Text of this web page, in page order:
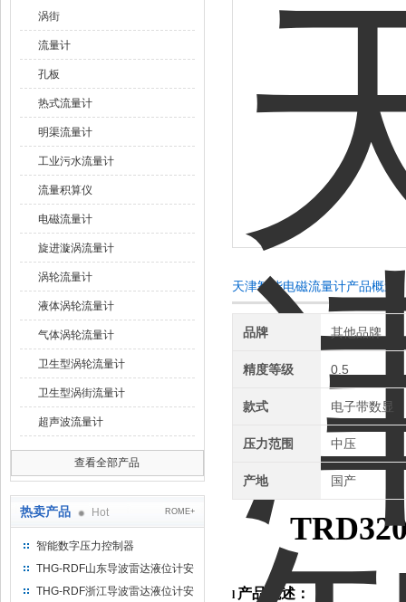
涡街
流量计
孔板
热式流量计
明渠流量计
工业污水流量计
流量积算仪
电磁流量计
旋进漩涡流量计
涡轮流量计
液体涡轮流量计
气体涡轮流量计
卫生型涡轮流量计
卫生型涡街流量计
超声波流量计
查看全部产品
热卖产品 Hot ROME+
智能数字压力控制器
THG-RDF山东导波雷达液位计安
装方法
THG-RDF浙江导波雷达液位计安
天津智能电磁流量计产品概述
品牌 其他品牌
精度等级 0.5
款式 电子带数显
压力范围 中压
产地 国产
l 产品概述：